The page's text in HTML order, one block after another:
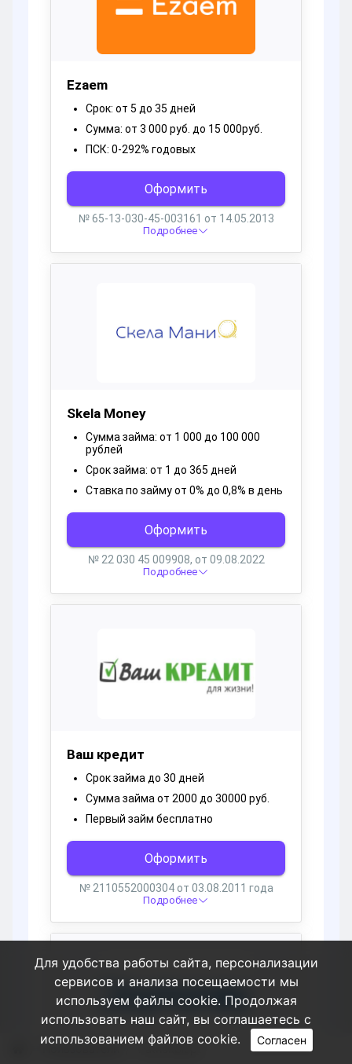
Пользователи PatrickBlupt
Для удобства работы сайта, персонализации
сервисов и анализа посещаемости мы
используем файлы cookie. Продолжая
использовать наш сайт, вы соглашаетесь с
использованием файлов cookie.
Согласен